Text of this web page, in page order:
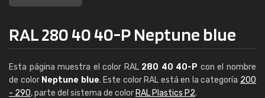
RAL 280 40 40-P Neptune blue
Esta página muestra el color RAL 280 40 40-P con el nombre
de color Neptune blue. Este color RAL está en la categoría 200
- 290, parte del sistema de color RAL Plastics P2.